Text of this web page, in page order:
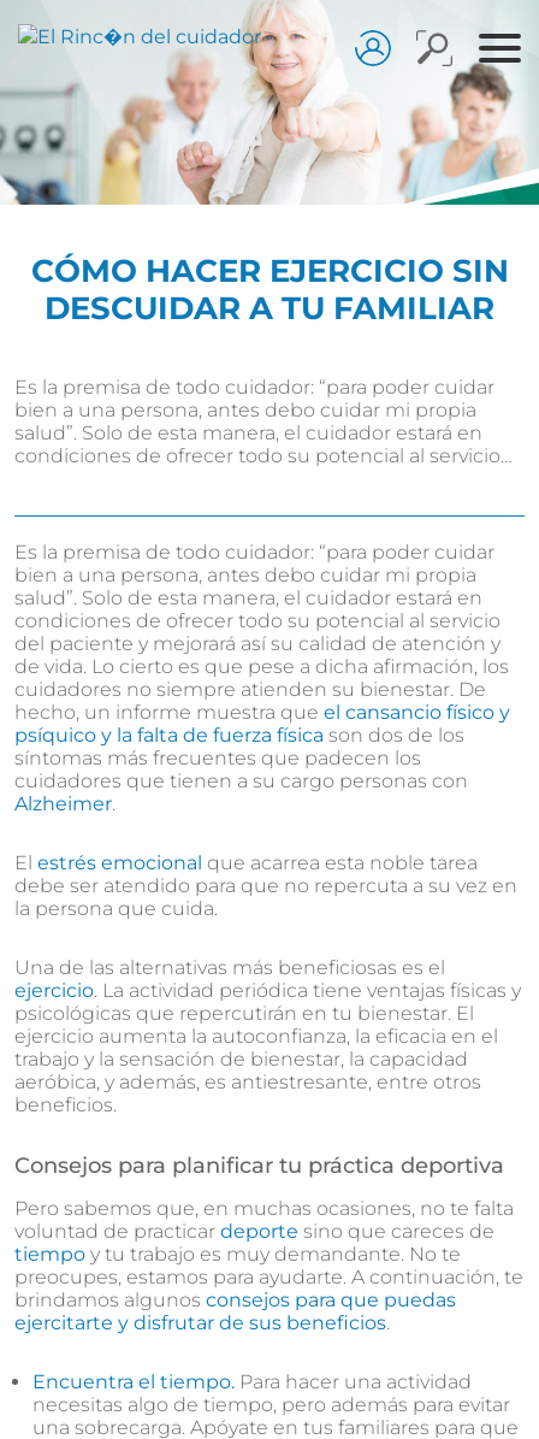
CÓMO HACER EJERCICIO SIN
DESCUIDAR A TU FAMILIAR
Es la premisa de todo cuidador: “para poder cuidar
bien a una persona, antes debo cuidar mi propia
salud”. Solo de esta manera, el cuidador estará en
condiciones de ofrecer todo su potencial al servicio…
Es la premisa de todo cuidador: “para poder cuidar
bien a una persona, antes debo cuidar mi propia
salud”. Solo de esta manera, el cuidador estará en
condiciones de ofrecer todo su potencial al servicio
del paciente y mejorará así su calidad de atención y
de vida. Lo cierto es que pese a dicha afirmación, los
cuidadores no siempre atienden su bienestar. De
hecho, un informe muestra que el cansancio físico y
psíquico y la falta de fuerza física son dos de los
síntomas más frecuentes que padecen los
cuidadores que tienen a su cargo personas con
Alzheimer.
El estrés emocional que acarrea esta noble tarea
debe ser atendido para que no repercuta a su vez en
la persona que cuida.
Una de las alternativas más beneficiosas es el
ejercicio. La actividad periódica tiene ventajas físicas y
psicológicas que repercutirán en tu bienestar. El
ejercicio aumenta la autoconfianza, la eficacia en el
trabajo y la sensación de bienestar, la capacidad
aeróbica, y además, es antiestresante, entre otros
beneficios.
Consejos para planificar tu práctica deportiva
Pero sabemos que, en muchas ocasiones, no te falta
voluntad de practicar deporte sino que careces de
tiempo y tu trabajo es muy demandante. No te
preocupes, estamos para ayudarte. A continuación, te
brindamos algunos consejos para que puedas
ejercitarte y disfrutar de sus beneficios.
Encuentra el tiempo. Para hacer una actividad
necesitas algo de tiempo, pero además para evitar
una sobrecarga. Apóyate en tus familiares para que